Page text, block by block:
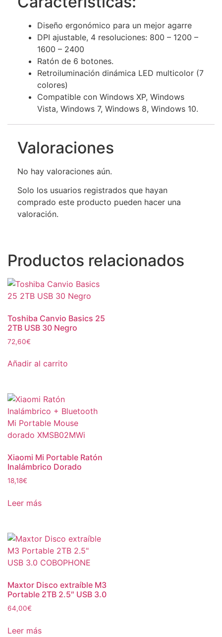
Diseño ergonómico para un mejor agarre
DPI ajustable, 4 resoluciones: 800 – 1200 –
1600 – 2400
Ratón de 6 botones.
Retroiluminación dinámica LED multicolor (7
colores)
Compatible con Windows XP, Windows
Vista, Windows 7, Windows 8, Windows 10.
Valoraciones
No hay valoraciones aún.
Solo los usuarios registrados que hayan
comprado este producto pueden hacer una
valoración.
Productos relacionados
Toshiba Canvio Basics 25
2TB USB 30 Negro
72,60€
Añadir al carrito
Xiaomi Mi Portable Ratón
Inalámbrico Dorado
18,18€
Leer más
Maxtor Disco extraíble M3
Portable 2TB 2.5″ USB 3.0
64,00€
Leer más